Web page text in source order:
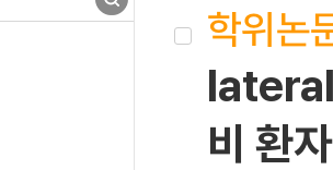
학위논
lateral
비 환